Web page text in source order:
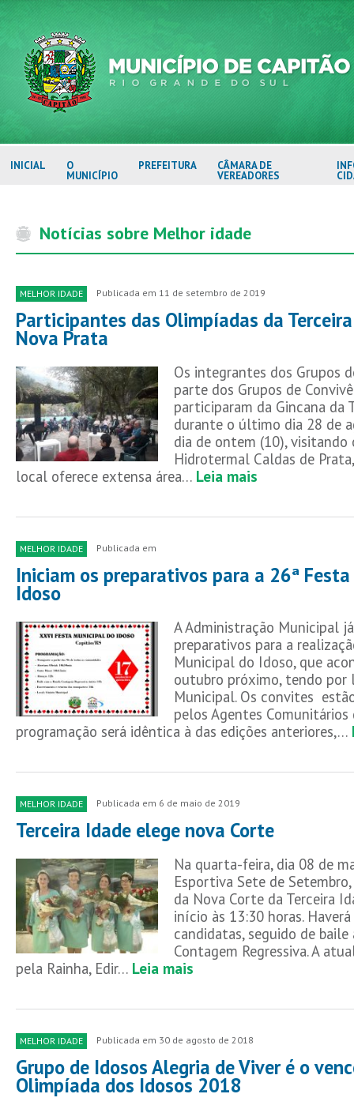
INICIAL O
MUNICÍPIO
PREFEITURA CÂMARA DE
VEREADORES
Notícias sobre Melhor idade
MELHOR IDADE Publicada em 11 de setembro de 2019
Participantes das Olimpíadas da
Nova Prata
Os integrantes dos Grupos
parte dos Grupos de
participaram da Gincana da
durante o último dia 28 de
dia de ontem (10), visitando
Hidrotermal Caldas de
local oferece extensa área… Leia mais
MELHOR IDADE Publicada em
Iniciam os preparativos para a 26ª
Idoso
A Administração Municipal
preparativos para a
Municipal do Idoso, que
outubro próximo, tendo por
Municipal. Os convites
pelos Agentes Comunitários
programação será idêntica à das edições anteriores,…
MELHOR IDADE Publicada em 6 de maio de 2019
Terceira Idade elege nova Corte
Na quarta-feira, dia 08 de
Esportiva Sete de
da Nova Corte da Terceira
início às 13:30 horas.
candidatas, seguido de
Contagem Regressiva. A
pela Rainha, Edir… Leia mais
MELHOR IDADE Publicada em 30 de agosto de 2018
Grupo de Idosos Alegria de Viver é o
Olimpíada dos Idosos 2018